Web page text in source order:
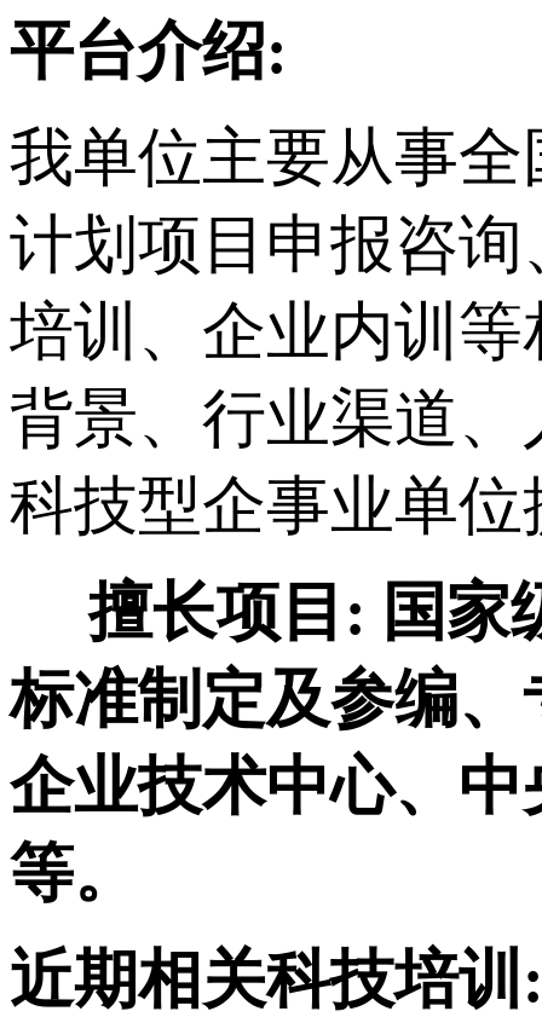
平台介绍:
我单位主要从事全
计划项目申报咨
培训、企业内训
背景、行业渠道
科技型企事业单
擅长项目: 国家
标准制定及参编
企业技术中心、
等。
近期相关科技培训